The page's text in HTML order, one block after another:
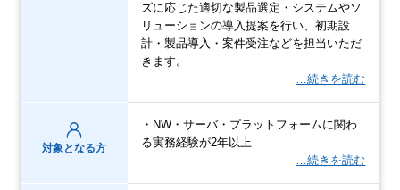
ズに応じた適切な製品選定・システムやソ
リューションの導入提案を行い、初期設
計・製品導入・案件受注などを担当いただ
きます。
…続きを読む
対象となる方
・NW・サーバ・プラットフォームに関わ
る実務経験が2年以上
…続きを読む